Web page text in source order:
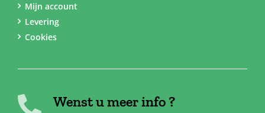
Mijn account
Levering
Cookies
Wenst u meer info ?